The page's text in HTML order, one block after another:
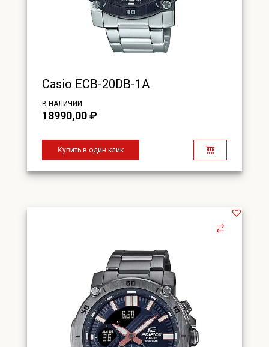
Casio ECB-20DB-1A
В НАЛИЧИИ
18990,00₽
Купить в один клик